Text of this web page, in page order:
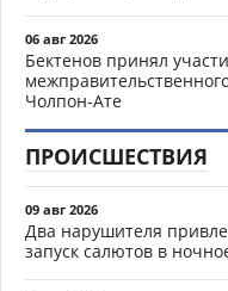
06 авг 2026
Бектенов принял
Чолпон-Ате
ПРОИСШЕСТВИЯ
09 авг 2026
Два нарушителя
запуск салютов в